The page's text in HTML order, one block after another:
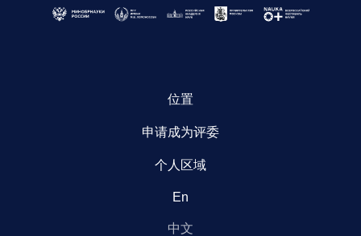
位置
申请成为评委
个人区域
En
中文